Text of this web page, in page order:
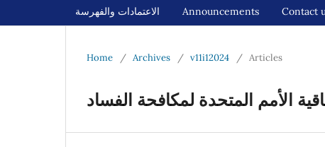
الاعتمادات والفهرسة Announcements Contact
Home / Archives / v11i12024 / Articles
الأمم المتحدة لمكافحة الفساد